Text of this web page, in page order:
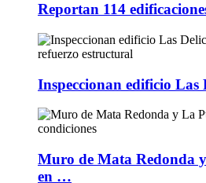
Reportan 114
Inspeccionan edificio
Muro de Mata Redonda
en …